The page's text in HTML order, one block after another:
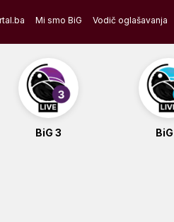
Mi smo BiG Vodič oglašavanja
BiG 3